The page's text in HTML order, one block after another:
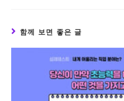
함께 보면 좋은 글